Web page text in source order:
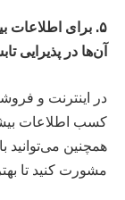
۵. برای
آن‌ها در پذیرایی
در اینترنت و
کسب اطلاعات
همچنین
مشورت کنید تا